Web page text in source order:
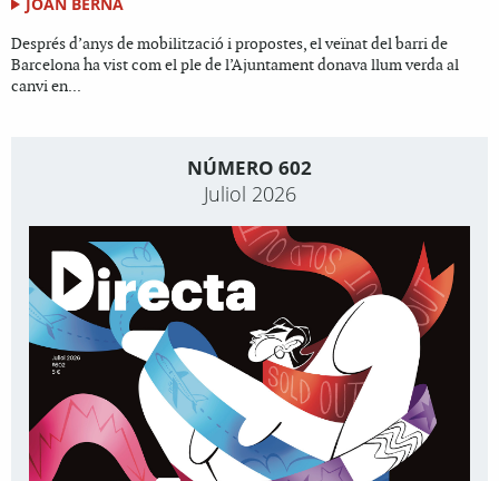
JOAN BERNÀ
Després d’anys de mobilització i propostes, el veïnat del barri de
Barcelona ha vist com el ple de l’Ajuntament donava llum verda al
canvi en...
NÚMERO 602
Juliol 2026